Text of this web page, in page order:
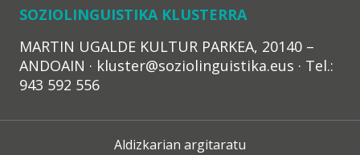
SOZIOLINGUISTIKA KLUSTERRA
MARTIN UGALDE KULTUR PARKEA, 20140 –
ANDOAIN · kluster@soziolinguistika.eus · Tel.:
943 592 556
Aldizkarian argitaratu